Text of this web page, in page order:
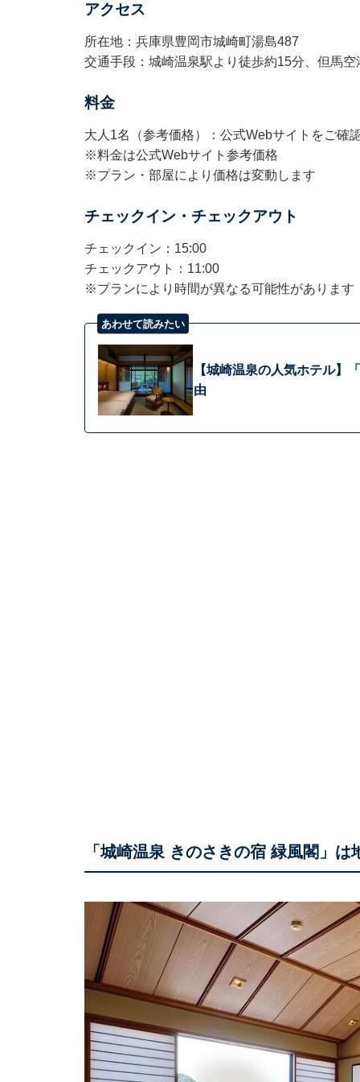
アクセス
所在地：兵庫県豊岡市城崎町湯島487
交通手段：城崎温泉駅より徒歩約15分、但馬
料金
大人1名（参考価格）：公式Webサイトをご確
※料金は公式Webサイト参考価格
※プラン・部屋により価格は変動します
チェックイン・チェックアウト
チェックイン：15:00
チェックアウト：11:00
※プランにより時間が異なる可能性があります
あわせて読みたい
【城崎温泉の人気ホテル】
由
「城崎温泉 きのさきの宿 緑風閣」